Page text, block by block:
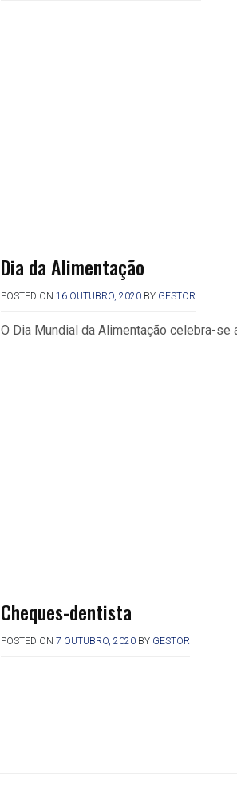
Dia da Alimentação
POSTED ON 16 OUTUBRO, 2020 BY GESTOR
O Dia Mundial da Alimentação celebra-se
Cheques-dentista
POSTED ON 7 OUTUBRO, 2020 BY GESTOR